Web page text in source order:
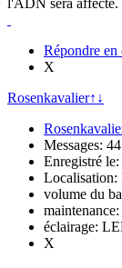
l'ADN sera affecté.
Répondre en
X
Rosenkavalier↑ ↓
Messages:
Enregistré
Localisation:
volume du
éclairage:
X